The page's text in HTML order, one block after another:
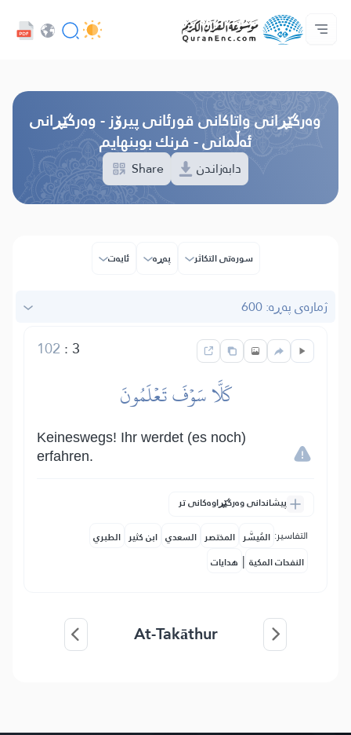
سه‌ره‌كی
پێڕستی وه‌رگێڕاوه‌كان
Audio
خزمەتگوزاریەکانی پەرەپێدەران - API
دەربارەی پرۆژە
په‌یوه‌ندیمان پێوه‌ بكه‌
زمان
وه‌رگێڕانی واتاکانی قورئانی پیرۆز - وەرگێڕانی
ئەڵمانی - فرنك بوبنهایم
دابەزاندن Share
سوره‌تی التكاثر پەڕە ئایه‌ت
ژمارەی پەڕە: 600
3
:
102
كَلَّا سَوۡفَ تَعۡلَمُونَ
Keineswegs! Ihr werdet (es noch)
erfahren.
پیشاندانی وەرگێڕاوەکانی تر
التفاسير: المُيسَّر المختصر السعدي ابن كثير الطبري
النفحات المكية | هدايات
At-Takāthur